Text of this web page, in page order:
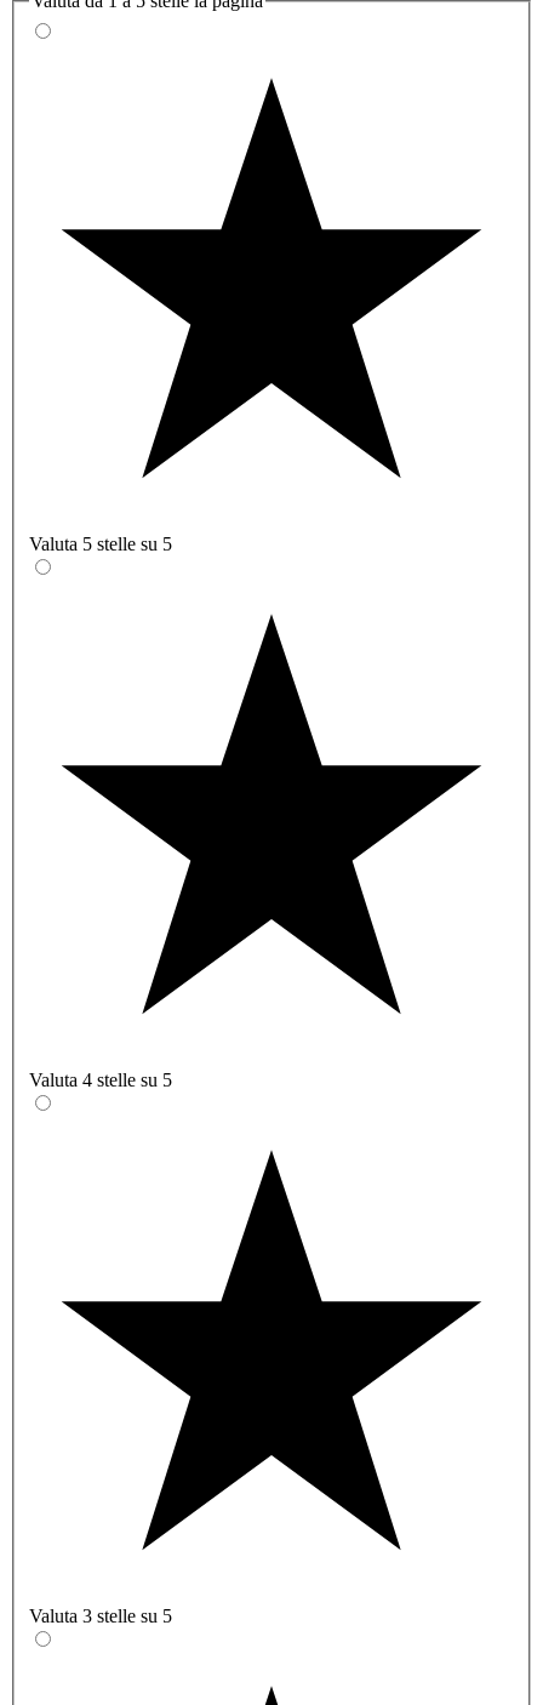
Valuta 5 stelle su 5
Valuta 4 stelle su 5
Valuta 3 stelle su 5